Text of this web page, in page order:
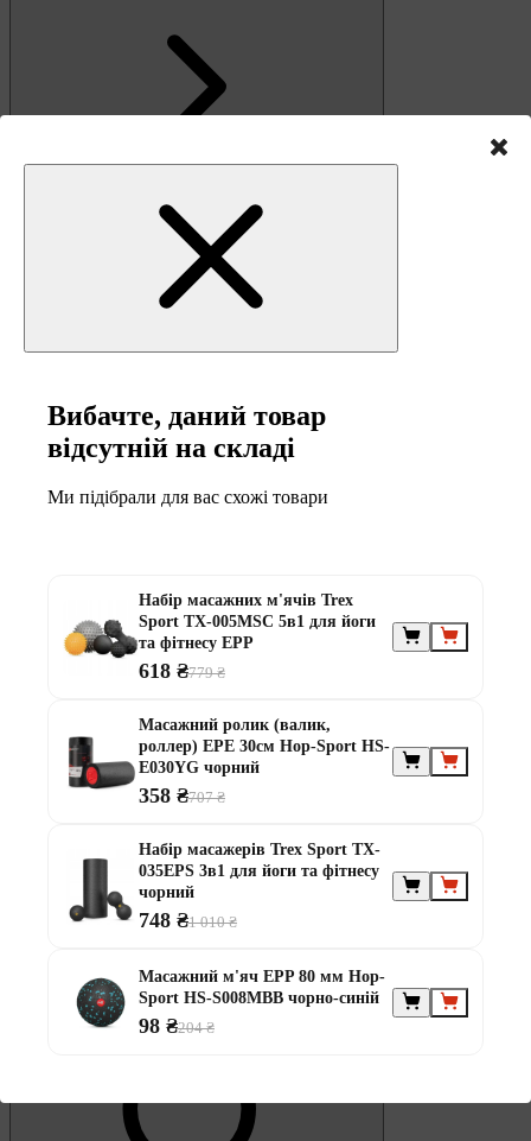
Обране
Вибачте, даний товар
відсутній на складі
Ми підібрали для вас схожі товари
Набір масажних м'ячів Trex
Sport TX-005MSC 5в1 для йоги
та фітнесу EPP
618 ₴779 ₴
Масажний ролик (валик,
роллер) EPE 30см Hop-Sport HS-
E030YG чорний
358 ₴707 ₴
Набір масажерів Trex Sport TX-
035EPS 3в1 для йоги та фітнесу
чорний
748 ₴1 010 ₴
Масажний м'яч EPP 80 мм Hop-
Sport HS-S008MBB чорно-синій
98 ₴204 ₴